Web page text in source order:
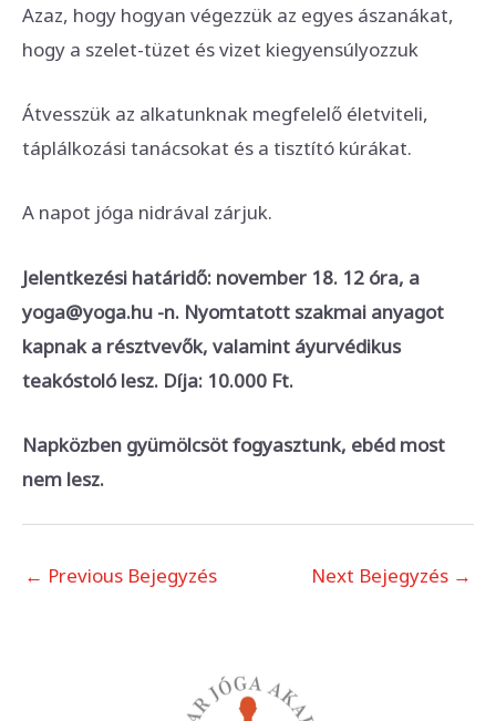
Azaz, hogy hogyan végezzük az egyes ászanákat,
hogy a szelet-tüzet és vizet kiegyensúlyozzuk
Átvesszük az alkatunknak megfelelő életviteli,
táplálkozási tanácsokat és a tisztító kúrákat.
A napot jóga nidrával zárjuk.
Jelentkezési határidő: november 18. 12 óra, a
yoga@yoga.hu -n. Nyomtatott szakmai anyagot
kapnak a résztvevők, valamint áyurvédikus
teakóstoló lesz. Díja: 10.000 Ft.
Napközben gyümölcsöt fogyasztunk, ebéd most
nem lesz.
← Previous Bejegyzés Next Bejegyzés →